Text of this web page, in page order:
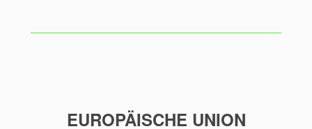
EUROPÄISCHE UNION